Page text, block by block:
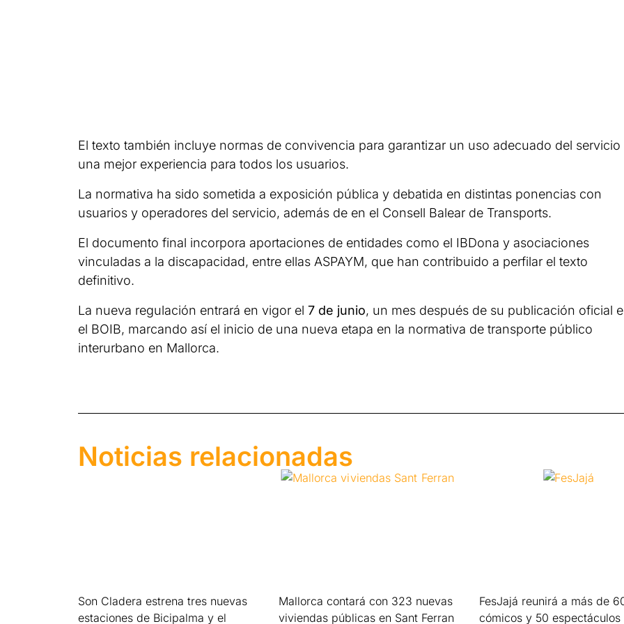
El texto también incluye normas de convivencia para garantizar un uso adecuado del servicio
una mejor experiencia para todos los usuarios.
La normativa ha sido sometida a exposición pública y debatida en distintas ponencias con
usuarios y operadores del servicio, además de en el Consell Balear de Transports.
El documento final incorpora aportaciones de entidades como el IBDona y asociaciones
vinculadas a la discapacidad, entre ellas ASPAYM, que han contribuido a perfilar el texto
definitivo.
La nueva regulación entrará en vigor el 7 de junio, un mes después de su publicación oficial
el BOIB, marcando así el inicio de una nueva etapa en la normativa de transporte público
interurbano en Mallorca.
Noticias relacionadas
Son Cladera estrena tres nuevas
estaciones de Bicipalma y el
Mallorca contará con 323 nuevas
viviendas públicas en Sant Ferran
FesJajá reunirá a más de
cómicos y 50 espectáculos